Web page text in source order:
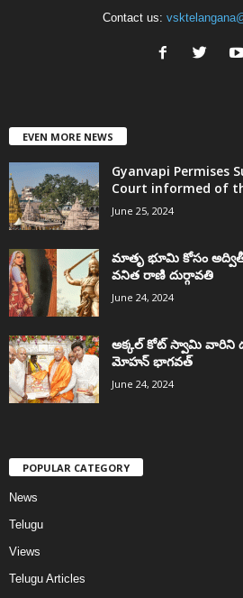
Contact us:
EVEN MORE NEWS
Gyanvapi Permises
Court informed of
June 25, 2024
మాతృ భూమి కోసం
వనిత రాణి దుర్గావతి
June 24, 2024
అక్కల్‌ కోట్‌ స్వామి వారిని
మోహన్ భాగవత్
June 24, 2024
POPULAR CATEGORY
News
Telugu
Views
Telugu Articles